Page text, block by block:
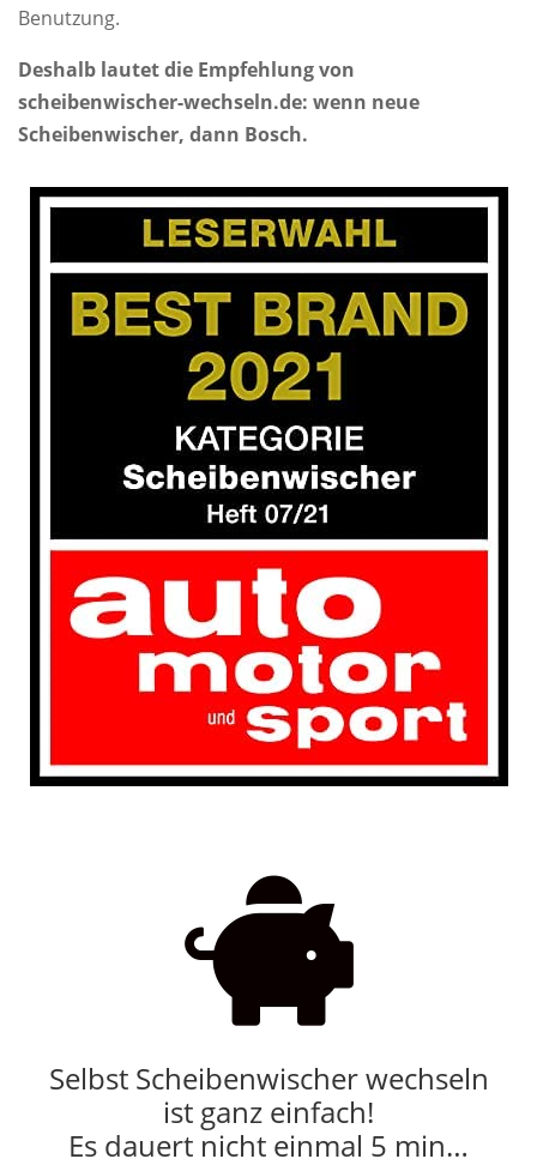
Benutzung.
Deshalb lautet die Empfehlung von
scheibenwischer-wechseln.de: wenn neue
Scheibenwischer, dann Bosch.

Selbst Scheibenwischer wechseln
ist ganz einfach!
Es dauert nicht einmal 5 min…